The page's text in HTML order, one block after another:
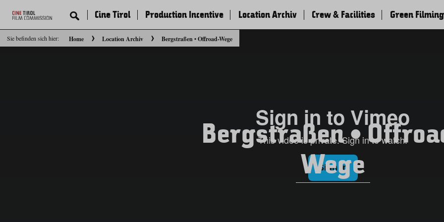
Sie befinden sich hier: Home Location Archiv Bergstraßen • Offroad-Wege
Cine Tirol Production Incentive Location Archiv Crew & Facilities Green Filming
Bergstraßen •
Wege